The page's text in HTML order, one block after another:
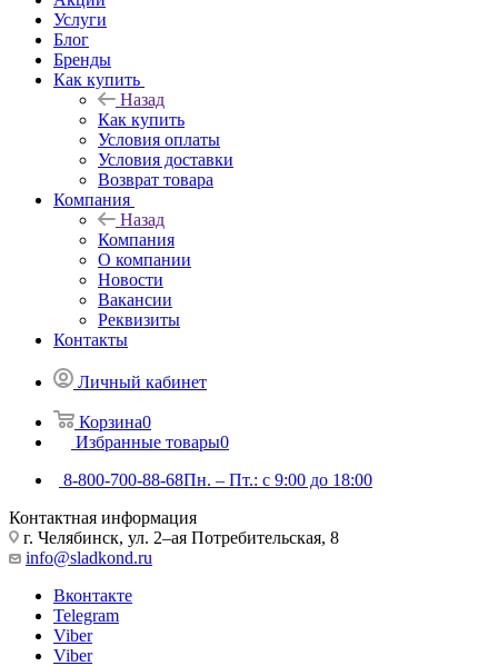
Услуги
Блог
Бренды
Как купить
Назад
Как купить
Условия оплаты
Условия доставки
Возврат товара
Компания
Назад
Компания
О компании
Новости
Вакансии
Реквизиты
Контакты
Личный кабинет
Корзина0
Избранные товары0
8-800-700-88-68Пн. – Пт.: с 9:00 до 18:00
Контактная информация
г. Челябинск, ул. 2–ая Потребительская, 8
info@sladkond.ru
Вконтакте
Telegram
Viber
Viber